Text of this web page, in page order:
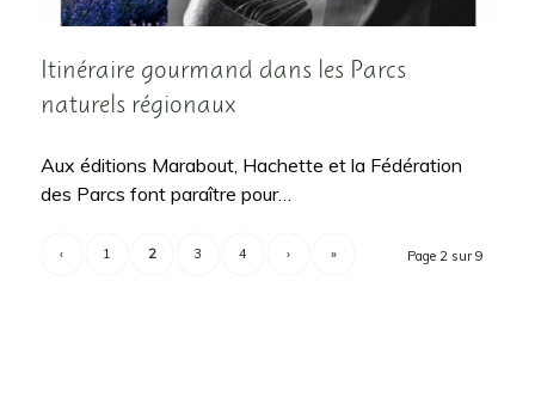
Itinéraire gourmand dans les Parcs
naturels régionaux
Aux éditions Marabout, Hachette et la Fédération
des Parcs font paraître pour…
Page 2 sur 9
‹ 1 2 3 4 › »